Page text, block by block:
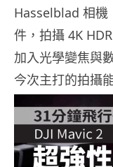
Hasselblad 相機
件，拍攝 4K
加入光學變焦與
今次主打的拍攝